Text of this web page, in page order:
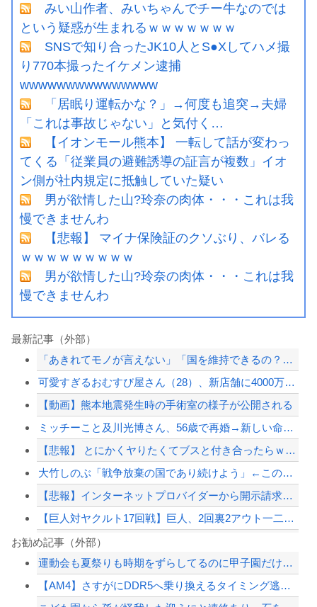
みい山作者、みいちゃんでチー牛なのでは
という疑惑が生まれるｗｗｗｗｗｗｗ
SNSで知り合ったJK10人とS●Xしてハメ撮
り770本撮ったイケメン逮捕
wwwwwwwwwwwwwww
「居眠り運転かな？」→何度も追突→夫婦
「これは事故じゃない」と気付く…
【イオンモール熊本】 一転して話が変わっ
てくる「従業員の避難誘導の証言が複数」イオ
ン側が社内規定に抵触していた疑い
男が欲情した山?玲奈の肉体・・・これは我
慢できませんわ
【悲報】 マイナ保険証のクソぶり、バレる
ｗｗｗｗｗｗｗｗｗ
男が欲情した山?玲奈の肉体・・・これは我
慢できませんわ
最新記事（外部）
「あきれてモノが言えない」「国を維持できるの？」外国人の永住許可要件の厳格化で在...
可愛すぎるおむすび屋さん（28）、新店舗に4000万円クラファンした成功した結果...
【動画】熊本地震発生時の手術室の様子が公開される
ミッチーこと及川光博さん、56歳で再婚→新しい命まで授かるｗｗｗｗｗ
【悲報】 とにかくヤりたくてブスと付き合ったらｗｗｗｗｗｗｗｗｗｗｗｗｗｗｗ
大竹しのぶ「戦争放棄の国であり続けよう」←この投稿が話題に
【悲報】インターネットプロバイダーから開示請求が届いた…
【巨人対ヤクルト17回戦】巨人、2回裏2アウト一二塁から浦田のタイムリーで同点に...
京大病院、手術ミスで50代女性患者を「植物状態」に 脳腫瘍摘出手術で腫瘍の無い部...
ジャンポケ斎藤と代理人のやりとり、「地獄すぎて完全にコントになってる……」と衝撃...
お勧め記事（外部）
運動会も夏祭りも時期をずらしてるのに甲子園だけ変わらないのね
【AM4】さすがにDDR5へ乗り換えるタイミング逃し感が半端ない